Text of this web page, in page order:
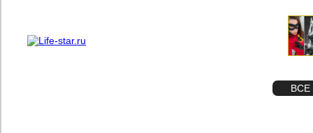
ВСЕ